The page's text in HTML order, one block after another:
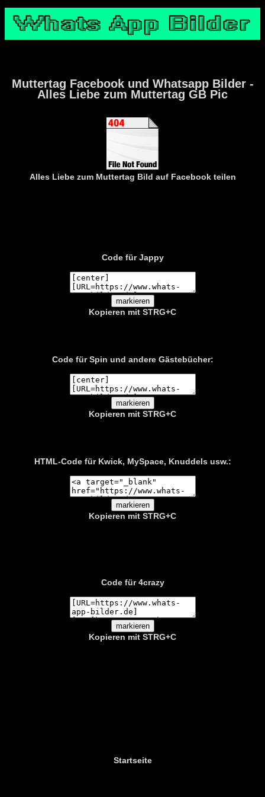
Muttertag Facebook und Whatsapp Bilder -
Alles Liebe zum Muttertag GB Pic
Alles Liebe zum Muttertag Bild auf Facebook teilen
Code für Jappy
Kopieren mit STRG+C
Code für Spin und andere Gästebücher:
Kopieren mit STRG+C
HTML-Code für Kwick, MySpace, Knuddels usw.:
Kopieren mit STRG+C
Code für 4crazy
Kopieren mit STRG+C
Startseite